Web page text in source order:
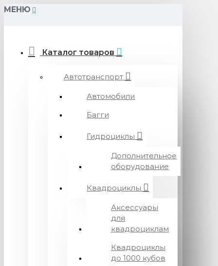
МЕНЮ
Каталог товаров
Автотранспорт
Автомобили
Багги
Гидроциклы
Дополнительное
оборудование
Квадроциклы
Аксессуары
для
квадроциклам
Квадроциклы
до 1000 кубов